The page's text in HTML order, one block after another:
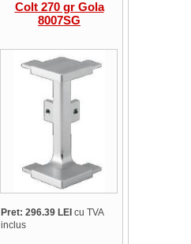
Colt 270 gr Gola
8007SG
Pret: 296.39 LEI cu TVA
inclus